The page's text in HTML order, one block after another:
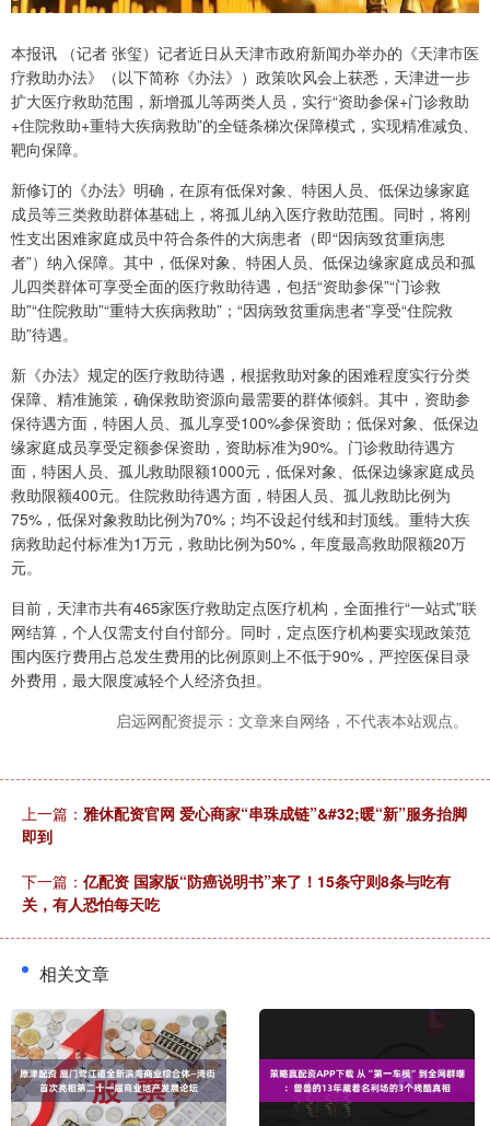
本报讯 （记者 张玺）记者近日从天津市政府新闻办举办的《天津市医
疗救助办法》（以下简称《办法》）政策吹风会上获悉，天津进一步
扩大医疗救助范围，新增孤儿等两类人员，实行“资助参保+门诊救助
+住院救助+重特大疾病救助”的全链条梯次保障模式，实现精准减负、
靶向保障。
新修订的《办法》明确，在原有低保对象、特困人员、低保边缘家庭
成员等三类救助群体基础上，将孤儿纳入医疗救助范围。同时，将刚
性支出困难家庭成员中符合条件的大病患者（即“因病致贫重病患
者”）纳入保障。其中，低保对象、特困人员、低保边缘家庭成员和孤
儿四类群体可享受全面的医疗救助待遇，包括“资助参保”“门诊救
助”“住院救助”“重特大疾病救助”；“因病致贫重病患者”享受“住院救
助”待遇。
新《办法》规定的医疗救助待遇，根据救助对象的困难程度实行分类
保障、精准施策，确保救助资源向最需要的群体倾斜。其中，资助参
保待遇方面，特困人员、孤儿享受100%参保资助；低保对象、低保边
缘家庭成员享受定额参保资助，资助标准为90%。门诊救助待遇方
面，特困人员、孤儿救助限额1000元，低保对象、低保边缘家庭成员
救助限额400元。住院救助待遇方面，特困人员、孤儿救助比例为
75%，低保对象救助比例为70%；均不设起付线和封顶线。重特大疾
病救助起付标准为1万元，救助比例为50%，年度最高救助限额20万
元。
目前，天津市共有465家医疗救助定点医疗机构，全面推行“一站式”联
网结算，个人仅需支付自付部分。同时，定点医疗机构要实现政策范
围内医疗费用占总发生费用的比例原则上不低于90%，严控医保目录
外费用，最大限度减轻个人经济负担。
启远网配资提示：文章来自网络，不代表本站观点。
上一篇： 雅休配资官网 爱心商家“串珠成链”&#32;暖“新”服务抬脚
即到
下一篇： 亿配资 国家版“防癌说明书”来了！15条守则8条与吃有
关，有人恐怕每天吃
相关文章